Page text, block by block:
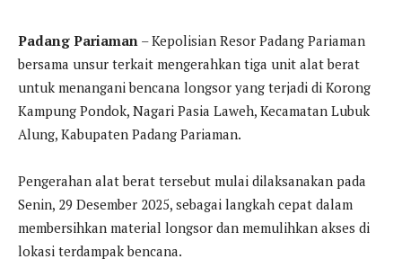
Padang Pariaman – Kepolisian Resor Padang Pariaman
bersama unsur terkait mengerahkan tiga unit alat berat
untuk menangani bencana longsor yang terjadi di Korong
Kampung Pondok, Nagari Pasia Laweh, Kecamatan Lubuk
Alung, Kabupaten Padang Pariaman.
Pengerahan alat berat tersebut mulai dilaksanakan pada
Senin, 29 Desember 2025, sebagai langkah cepat dalam
membersihkan material longsor dan memulihkan akses di
lokasi terdampak bencana.